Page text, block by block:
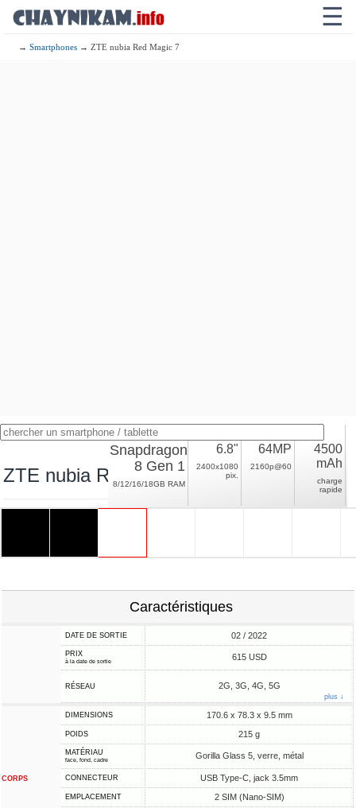
☰
→Smartphones → ZTE nubia Red Magic 7
ZTE nubia Red Magic 7
Snapdragon
8 Gen 1
8/12/16/18GB RAM
6.8"
2400x1080
pix.
64MP
2160p@60
4500
mAh
charge
rapide
Caractéristiques
DATE DE SORTIE 02 / 2022
PRIX
à la date de sortie 615 USD
RÉSEAU 2G, 3G, 4G, 5G
plus ↓
CORPS
DIMENSIONS 170.6 x 78.3 x 9.5 mm
POIDS 215 g
MATÉRIAU
face, fond, cadre Gorilla Glass 5, verre, métal
CONNECTEUR USB Type-C, jack 3.5mm
EMPLACEMENT 2 SIM (Nano-SIM)